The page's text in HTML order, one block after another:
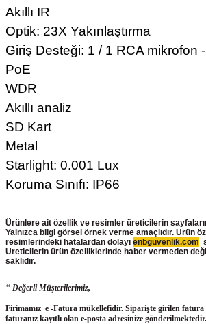
Akıllı IR
Optik: 23X Yakınlaştırma
Giriş Desteği: 1 / 1 RCA mikrofon
PoE
WDR
Akıllı analiz
SD Kart
Metal
Starlight: 0.001 Lux
Koruma Sınıfı: IP66
Ürünlere ait özellik ve resimler üreticilerin
Yalnızca bilgi görsel örnek verme amaçlıdır. Ürün
resimlerindeki hatalardan dolayı enbguvenlik.com
Üreticilerin ürün özelliklerinde haber vermeden
saklıdır.
‘‘ Değerli Müşterilerimiz,
Firimamız e -Fatura mükellefidir. Siparişte girilen fatura
faturanız kayıtlı olan e-posta adresinize gönderilmektedir.